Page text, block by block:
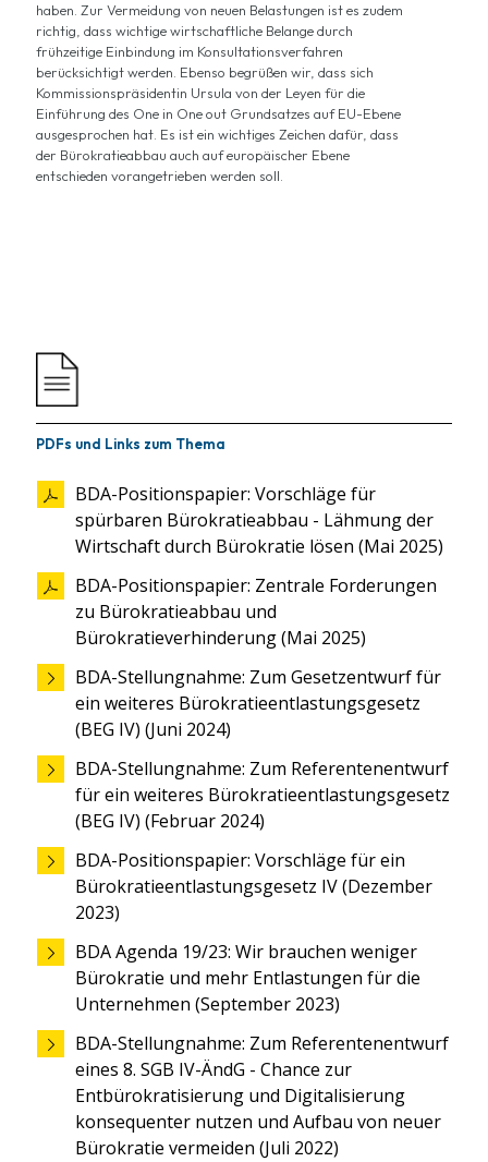
haben. Zur Vermeidung von neuen Belastungen ist es zudem
richtig, dass wichtige wirtschaftliche Belange durch
frühzeitige Einbindung im Konsultationsverfahren
berücksichtigt werden. Ebenso begrüßen wir, dass sich
Kommissionspräsidentin Ursula von der Leyen für die
Einführung des One in One out Grundsatzes auf EU-Ebene
ausgesprochen hat. Es ist ein wichtiges Zeichen dafür, dass
der Bürokratieabbau auch auf europäischer Ebene
entschieden vorangetrieben werden soll.
PDFs und Links zum Thema
BDA-Positionspapier: Vorschläge für
spürbaren Bürokratieabbau - Lähmung der
Wirtschaft durch Bürokratie lösen (Mai 2025)
BDA-Positionspapier: Zentrale Forderungen
zu Bürokratieabbau und
Bürokratieverhinderung (Mai 2025)
BDA-Stellungnahme: Zum Gesetzentwurf für
ein weiteres Bürokratieentlastungsgesetz
(BEG IV) (Juni 2024)
BDA-Stellungnahme: Zum Referentenentwurf
für ein weiteres Bürokratieentlastungsgesetz
(BEG IV) (Februar 2024)
BDA-Positionspapier: Vorschläge für ein
Bürokratieentlastungsgesetz IV (Dezember
2023)
BDA Agenda 19/23: Wir brauchen weniger
Bürokratie und mehr Entlastungen für die
Unternehmen (September 2023)
BDA-Stellungnahme: Zum Referentenentwurf
eines 8. SGB IV-ÄndG - Chance zur
Entbürokratisierung und Digitalisierung
konsequenter nutzen und Aufbau von neuer
Bürokratie vermeiden (Juli 2022)